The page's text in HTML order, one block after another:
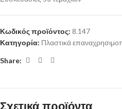
Κωδικός προϊόντος: 8.147
Κατηγορία: Πλαστικά
Share: